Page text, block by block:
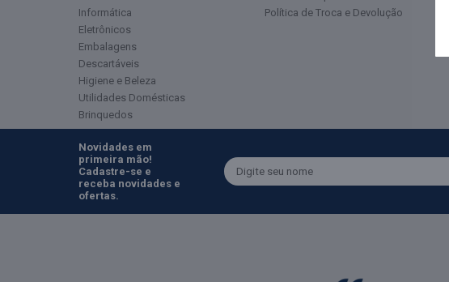
Informática
Eletrônicos
Embalagens
Descartáveis
Higiene e Beleza
Utilidades Domésticas
Brinquedos
Política de Troca e Devolução
Novidades em
primeira mão!
Cadastre-se e
receba novidades e
ofertas.